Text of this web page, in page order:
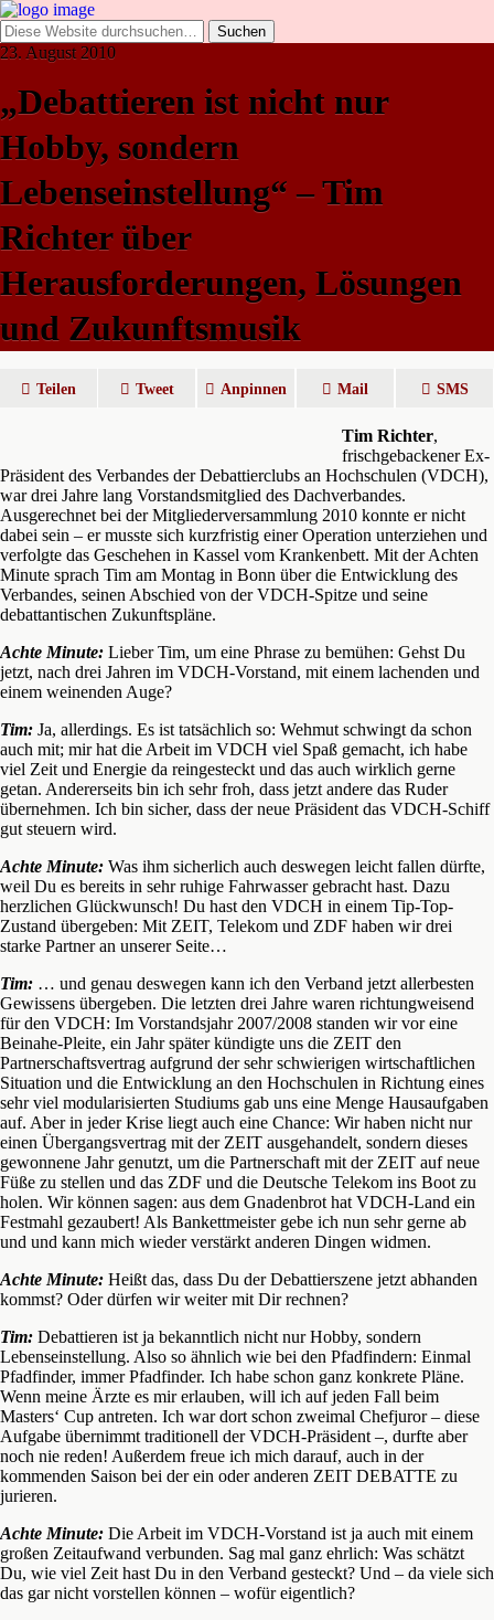
23. August 2010
„Debattieren ist nicht nur
Hobby, sondern
Lebenseinstellung“ – Tim
Richter über
Herausforderungen, Lösungen
und Zukunftsmusik
Teilen Tweet Anpinnen Mail SMS
Tim Richter,
frischgebackener Ex-
Präsident des Verbandes der Debattierclubs an Hochschulen (VDCH),
war drei Jahre lang Vorstandsmitglied des Dachverbandes.
Ausgerechnet bei der Mitgliederversammlung 2010 konnte er nicht
dabei sein – er musste sich kurzfristig einer Operation unterziehen und
verfolgte das Geschehen in Kassel vom Krankenbett. Mit der Achten
Minute sprach Tim am Montag in Bonn über die Entwicklung des
Verbandes, seinen Abschied von der VDCH-Spitze und seine
debattantischen Zukunftspläne.
Achte Minute: Lieber Tim, um eine Phrase zu bemühen: Gehst Du
jetzt, nach drei Jahren im VDCH-Vorstand, mit einem lachenden und
einem weinenden Auge?
Tim: Ja, allerdings. Es ist tatsächlich so: Wehmut schwingt da schon
auch mit; mir hat die Arbeit im VDCH viel Spaß gemacht, ich habe
viel Zeit und Energie da reingesteckt und das auch wirklich gerne
getan. Andererseits bin ich sehr froh, dass jetzt andere das Ruder
übernehmen. Ich bin sicher, dass der neue Präsident das VDCH-Schiff
gut steuern wird.
Achte Minute: Was ihm sicherlich auch deswegen leicht fallen dürfte,
weil Du es bereits in sehr ruhige Fahrwasser gebracht hast. Dazu
herzlichen Glückwunsch! Du hast den VDCH in einem Tip-Top-
Zustand übergeben: Mit ZEIT, Telekom und ZDF haben wir drei
starke Partner an unserer Seite…
Tim: … und genau deswegen kann ich den Verband jetzt allerbesten
Gewissens übergeben. Die letzten drei Jahre waren richtungweisend
für den VDCH: Im Vorstandsjahr 2007/2008 standen wir vor eine
Beinahe-Pleite, ein Jahr später kündigte uns die ZEIT den
Partnerschaftsvertrag aufgrund der sehr schwierigen wirtschaftlichen
Situation und die Entwicklung an den Hochschulen in Richtung eines
sehr viel modularisierten Studiums gab uns eine Menge Hausaufgaben
auf. Aber in jeder Krise liegt auch eine Chance: Wir haben nicht nur
einen Übergangsvertrag mit der ZEIT ausgehandelt, sondern dieses
gewonnene Jahr genutzt, um die Partnerschaft mit der ZEIT auf neue
Füße zu stellen und das ZDF und die Deutsche Telekom ins Boot zu
holen. Wir können sagen: aus dem Gnadenbrot hat VDCH-Land ein
Festmahl gezaubert! Als Bankettmeister gebe ich nun sehr gerne ab
und und kann mich wieder verstärkt anderen Dingen widmen.
Achte Minute: Heißt das, dass Du der Debattierszene jetzt abhanden
kommst? Oder dürfen wir weiter mit Dir rechnen?
Tim: Debattieren ist ja bekanntlich nicht nur Hobby, sondern
Lebenseinstellung. Also so ähnlich wie bei den Pfadfindern: Einmal
Pfadfinder, immer Pfadfinder. Ich habe schon ganz konkrete Pläne.
Wenn meine Ärzte es mir erlauben, will ich auf jeden Fall beim
Masters‘ Cup antreten. Ich war dort schon zweimal Chefjuror – diese
Aufgabe übernimmt traditionell der VDCH-Präsident –, durfte aber
noch nie reden! Außerdem freue ich mich darauf, auch in der
kommenden Saison bei der ein oder anderen ZEIT DEBATTE zu
jurieren.
Achte Minute: Die Arbeit im VDCH-Vorstand ist ja auch mit einem
großen Zeitaufwand verbunden. Sag mal ganz ehrlich: Was schätzt
Du, wie viel Zeit hast Du in den Verband gesteckt? Und – da viele sich
das gar nicht vorstellen können – wofür eigentlich?